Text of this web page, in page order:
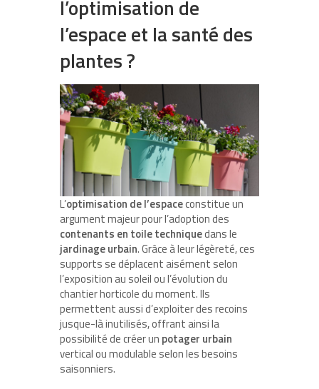
l’optimisation de
l’espace et la santé des
plantes ?
L’optimisation de l’espaceconstitue un
argument majeur pour l’adoption des
contenants en toile techniquedans le
jardinage urbain. Grâce à leur légèreté, ces
supports se déplacent aisément selon
l’exposition au soleil ou l’évolution du
chantier horticole du moment. Ils
permettent aussi d’exploiter des recoins
jusque-là inutilisés, offrant ainsi la
possibilité de créer un potager urbain
vertical ou modulable selon les besoins
saisonniers.